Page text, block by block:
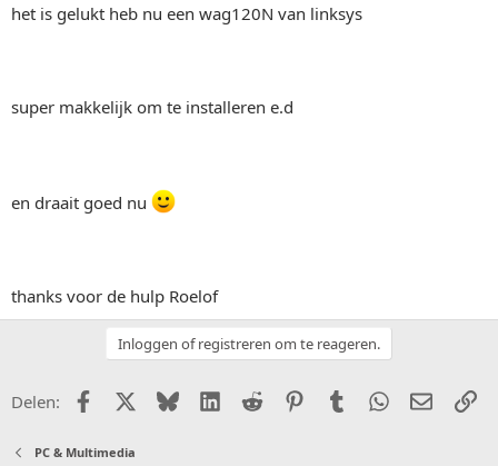
het is gelukt heb nu een wag120N van linksys
super makkelijk om te installeren e.d
en draait goed nu
thanks voor de hulp Roelof
Inloggen of registreren om te reageren.
Delen: FacebookX (Twitter)
BlueskyLinkedIn
Reddit PinterestTumblr WhatsApp
E-mail
PC & Multimedia